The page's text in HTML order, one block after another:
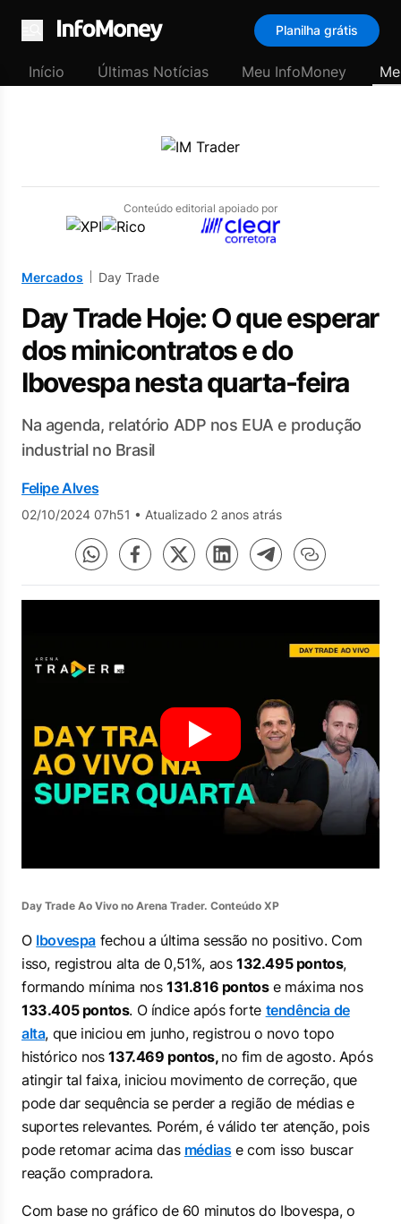
Menu
Planilha grátis
Início Últimas Notícias Meu InfoMoney
Conteúdo editorial apoiado por
Mercados Day Trade
Day Trade Hoje: O que esperar
dos minicontratos e do
Ibovespa nesta quarta-feira
Na agenda, relatório ADP nos EUA e produção
industrial no Brasil
Felipe Alves
02/10/2024 07h51 • Atualizado 2 anos atrás
Day Trade Ao Vivo no Arena Trader. Conteúdo XP
O Ibovespa fechou a última sessão no positivo. Com
isso, registrou alta de 0,51%, aos132.495 pontos,
formando mínima nos131.816 pontose máxima nos
133.405 pontos. O índice após forte tendência de
alta, que iniciou em junho, registrou o novo topo
histórico nos137.469 pontos, no fim de agosto. Após
atingir tal faixa, iniciou movimento de correção, que
pode dar sequência se perder a região de médias e
suportes relevantes. Porém, é válido ter atenção, pois
pode retomar acima das médiase com isso buscar
reação compradora.
Com base no gráfico de 60 minutos do Ibovespa, o